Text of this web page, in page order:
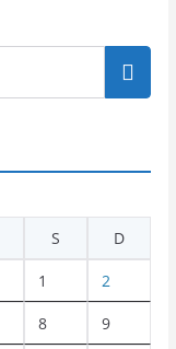
S D
1 2
8 9